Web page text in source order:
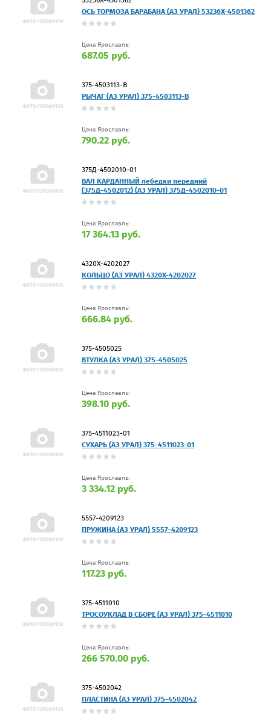
ОСЬ ТОРМОЗА БАРАБАНА (АЗ УРАЛ) 53236Х-4501362
Цена Ярославль:
687.05 руб.
375-4503113-В
РЫЧАГ (АЗ УРАЛ) 375-4503113-В
Цена Ярославль:
790.22 руб.
375Д-4502010-01
ВАЛ КАРДАННЫЙ лебедки передний
(375Д-4502012) (АЗ УРАЛ) 375Д-4502010-01
Цена Ярославль:
17 364.13 руб.
4320Х-4202027
КОЛЬЦО (АЗ УРАЛ) 4320Х-4202027
Цена Ярославль:
666.84 руб.
375-4505025
ВТУЛКА (АЗ УРАЛ) 375-4505025
Цена Ярославль:
398.10 руб.
375-4511023-01
СУХАРЬ (АЗ УРАЛ) 375-4511023-01
Цена Ярославль:
3 334.12 руб.
5557-4209123
ПРУЖИНА (АЗ УРАЛ) 5557-4209123
Цена Ярославль:
117.23 руб.
375-4511010
ТРОСОУКЛАД В СБОРЕ (АЗ УРАЛ) 375-4511010
Цена Ярославль:
266 570.00 руб.
375-4502042
ПЛАСТИНА (АЗ УРАЛ) 375-4502042